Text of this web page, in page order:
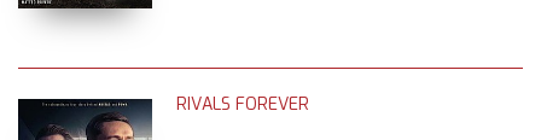
RIVALS FOREVER